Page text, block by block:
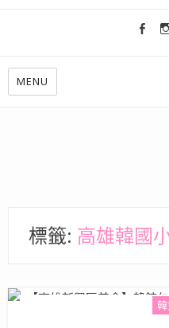
MENU
標籤: 高雄韓國